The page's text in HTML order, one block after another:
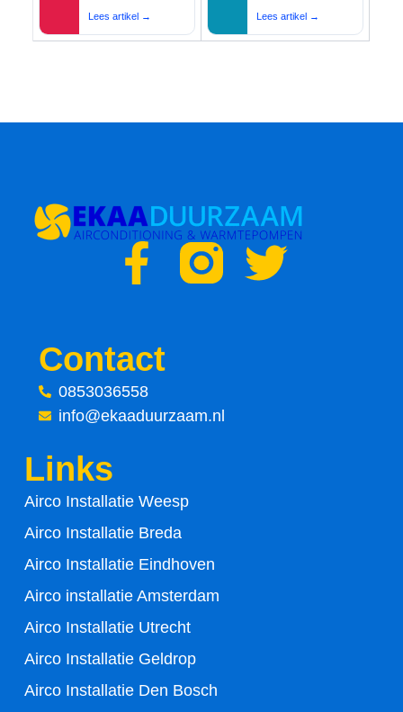
Lees artikel → Lees artikel →
F
c
e
b
o
k
-
f
T
Contact
0853036558
info@ekaaduurzaam.nl
Links
Airco Installatie Weesp
Airco Installatie Breda
Airco Installatie Eindhoven
Airco installatie Amsterdam
Airco Installatie Utrecht
Airco Installatie Geldrop
Airco Installatie Den Bosch